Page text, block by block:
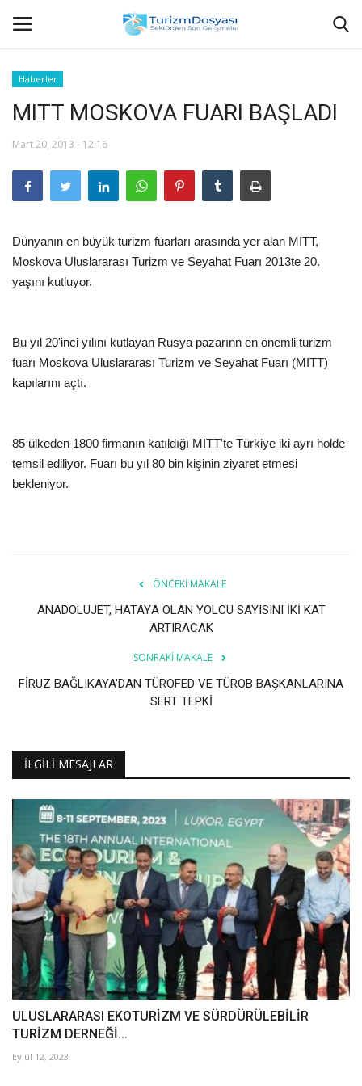
Anasayfa
Bize Ulaşın
Künye
Halil ÖNCÜ kimdir?
KVKK Aydınlatma Metni
Görüntülü
Lezzet Durakları
Röportajlar
Yorumlar
Köşe Yazarları
Haberler
MITT MOSKOVA FUARI BAŞLADI
Mart 20, 2013 - 12:16
Dünyanın en büyük turizm fuarları arasında yer alan MITT,
Moskova Uluslararası Turizm ve Seyahat Fuarı 2013te 20.
yaşını kutluyor.
Bu yıl 20'inci yılını kutlayan Rusya pazarınn en önemli turizm
fuarı Moskova Uluslararası Turizm ve Seyahat Fuarı (MITT)
kapılarını açtı.
85 ülkeden 1800 firmanın katıldığı MITT'te Türkiye iki ayrı holde
temsil ediliyor. Fuarı bu yıl 80 bin kişinin ziyaret etmesi
bekleniyor.
ÖNCEKI MAKALE
ANADOLUJET, HATAYA OLAN YOLCU SAYISINI İKİ KAT
ARTIRACAK
SONRAKI MAKALE
FİRUZ BAĞLIKAYA'DAN TÜROFED VE TÜROB BAŞKANLARINA
SERT TEPKİ
İLGILI MESAJLAR
ULUSLARARASI EKOTURİZM VE SÜRDÜRÜLEBİLİR
TURİZM DERNEĞİ...
Eylül 12, 2023